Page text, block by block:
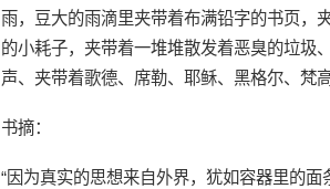
雨，豆大的雨滴里夹带着布满铅字的书页，
的小耗子，夹带着一堆堆散发着恶臭的垃圾
声、夹带着歌德、席勒、耶稣、黑格尔、梵
书摘：
“因为真实的思想来自外界，犹如容器里的